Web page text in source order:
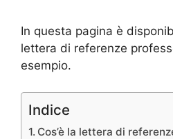
In questa pagina è
lettera di referenze
esempio.
Indice
Cos’è la lettera di